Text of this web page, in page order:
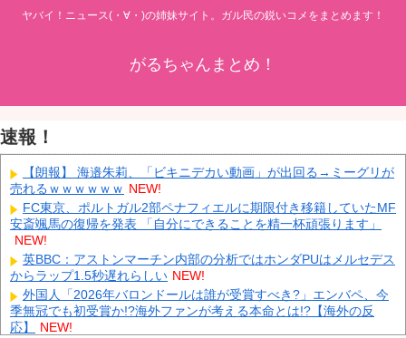
ヤバイ！ニュース(・∀・)の姉妹サイト。ガル民の鋭いコメをまとめます！
がるちゃんまとめ！
速報！
【朗報】 海邉朱莉、「ビキニデカい動画」が出回る→ミーグリが
売れるｗｗｗｗｗｗ NEW!
FC東京、ポルトガル2部ペナフィエルに期限付き移籍していたMF
安斎颯馬の復帰を発表 「自分にできることを精一杯頑張ります」
NEW!
英BBC：アストンマーチン内部の分析ではホンダPUはメルセデス
からラップ1.5秒遅れらしい NEW!
外国人「2026年バロンドールは誰が受賞すべき?」エンバペ、今
季無冠でも初受賞か!?海外ファンが考える本命とは!?【海外の反
応】
NEW!